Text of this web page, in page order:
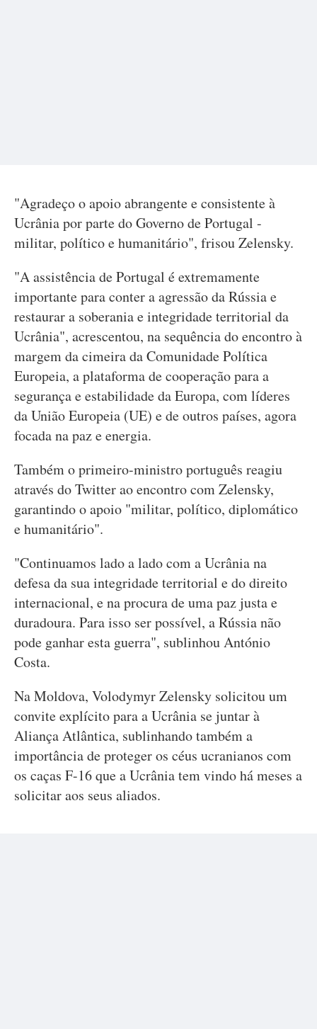
"Agradeço o apoio abrangente e consistente à
Ucrânia por parte do Governo de Portugal -
militar, político e humanitário", frisou Zelensky.
"A assistência de Portugal é extremamente
importante para conter a agressão da Rússia e
restaurar a soberania e integridade territorial da
Ucrânia", acrescentou, na sequência do encontro à
margem da cimeira da Comunidade Política
Europeia, a plataforma de cooperação para a
segurança e estabilidade da Europa, com líderes
da União Europeia (UE) e de outros países, agora
focada na paz e energia.
Também o primeiro-ministro português reagiu
através do Twitter ao encontro com Zelensky,
garantindo o apoio "militar, político, diplomático
e humanitário".
"Continuamos lado a lado com a Ucrânia na
defesa da sua integridade territorial e do direito
internacional, e na procura de uma paz justa e
duradoura. Para isso ser possível, a Rússia não
pode ganhar esta guerra", sublinhou António
Costa.
Na Moldova, Volodymyr Zelensky solicitou um
convite explícito para a Ucrânia se juntar à
Aliança Atlântica, sublinhando também a
importância de proteger os céus ucranianos com
os caças F-16 que a Ucrânia tem vindo há meses a
solicitar aos seus aliados.